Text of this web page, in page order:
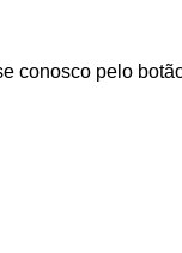
conosco pelo